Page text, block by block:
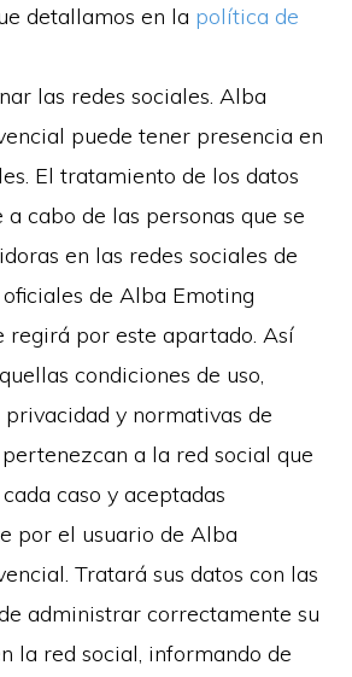
detallamos en la política de
las redes sociales. Alba
puede tener presencia en
El tratamiento de los datos
a cabo de las personas que se
en las redes sociales de
de Alba Emoting
regirá por este apartado. Así
condiciones de uso,
y normativas de
a la red social que
caso y aceptadas
por el usuario de Alba
Tratará sus datos con las
administrar correctamente su
la red social, informando de